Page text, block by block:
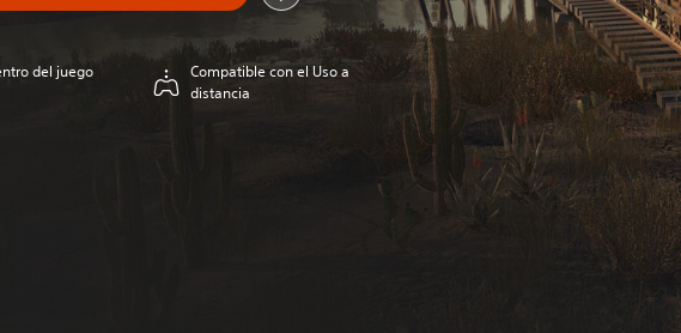
del juego
Compatible con el Uso a
distancia